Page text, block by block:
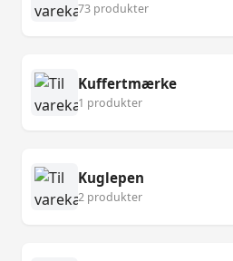
73 produkter
Kuffertmærke
1 produkter
Kuglepen
2 produkter